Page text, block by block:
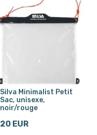
Silva Minimalist Petit
Sac, unisexe,
noir/rouge
20 EUR